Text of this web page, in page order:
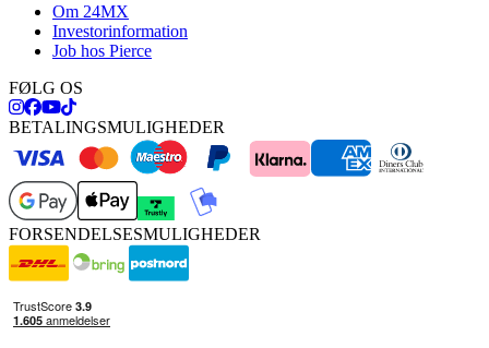
Om 24MX
Investorinformation
Job hos Pierce
FØLG OS
BETALINGSMULIGHEDER
FORSENDELSESMULIGHEDER